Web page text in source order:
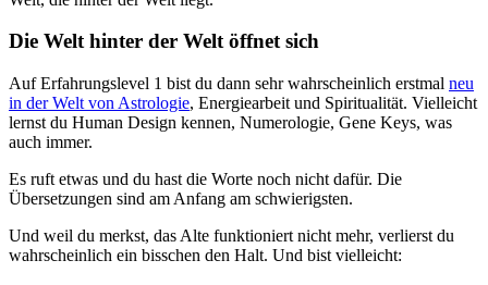
Die Welt hinter der Welt öffnet sich
Auf Erfahrungslevel 1 bist du dann sehr wahrscheinlich erstmal neu
in der Welt von Astrologie, Energiearbeit und Spiritualität. Vielleicht
lernst du Human Design kennen, Numerologie, Gene Keys, was
auch immer.
Es ruft etwas und du hast die Worte noch nicht dafür. Die
Übersetzungen sind am Anfang am schwierigsten.
Und weil du merkst, das Alte funktioniert nicht mehr, verlierst du
wahrscheinlich ein bisschen den Halt. Und bist vielleicht: